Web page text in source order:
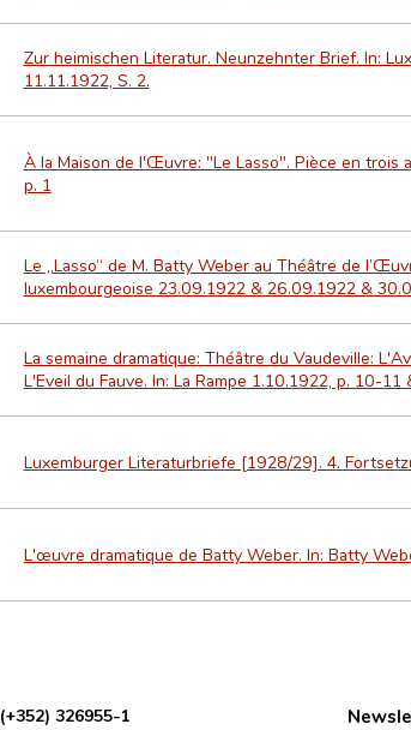
Zur heimischen Literatur. Neunzehnter Brief. In:
11.11.1922, S. 2.
À la Maison de l'Œuvre: "Le Lasso". Pièce en trois
p. 1
Le „Lasso“ de M. Batty Weber au Théâtre de
luxembourgeoise 23.09.1922 & 26.09.1922 &
La semaine dramatique: Théâtre du Vaudeville:
L'Eveil du Fauve. In: La Rampe 1.10.1922, p. 10-11
Luxemburger Literaturbriefe [1928/29]. 4.
L'œuvre dramatique de Batty Weber. In: Batty
(+352) 326955-1